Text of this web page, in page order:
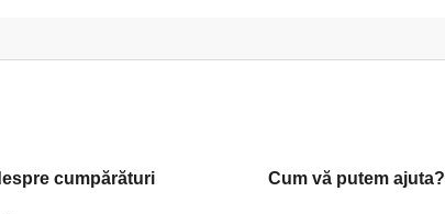
cumpărături Cum vă putem ajuta?